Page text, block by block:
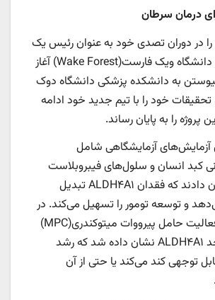
درمان سرطان
در دوران تصدی خود به عنوان رئیس یک
تیم تحقیقاتی در دانشگاه ویک فارست(Wake Forest) آغاز
به دانشکده پزشکی دانشگاه دوک
ماه مه ۲۰۲۳، تحقیقات خود را با تیم جدید خود ادامه
پروژه را به پایان رساند.
آزمایش‌های آزمایشگاهی شامل
کبد انسان و سلول‌های فیبروبلاست
۳T۳ موش نشان دادند که فقدان ALDH۴A۱ تبدیل
و توسعه تومور را تسهیل می‌کند. در
مقابل، افزایش فعالیت حامل پیرووات میتوکندری(MPC)
با بیان بیش از حد ALDH۴A۱ نشان داده شد که رشد
توجهی کند می‌کند یا حتی از آن